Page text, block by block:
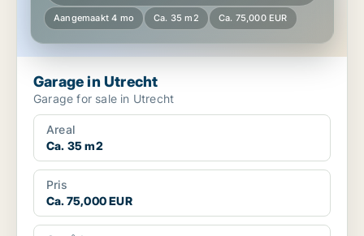
Aangemaakt 4 mo Ca. 35 m2 Ca. 75,000 EUR
Garage in Utrecht
Garage for sale in Utrecht
Areal
Ca. 35 m2
Pris
Ca. 75,000 EUR